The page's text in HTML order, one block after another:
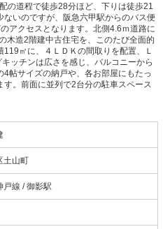
の道程で徒歩28分ほど、下りは徒歩21
いのですが、阪急六甲駅からのバス便
アクセスとなります。北側4.6ｍ道路に
木造2階建中古住宅を、このたび全面的
㎡に、４ＬＤＫの間取りを配置、Ｌ
ッチンは広さを感じ、バルコニーから
帖サイズの納戸や、各お部屋にもたっ
。前面に並列で2台分の駐車スペース
土山町
戸線 / 御影駅